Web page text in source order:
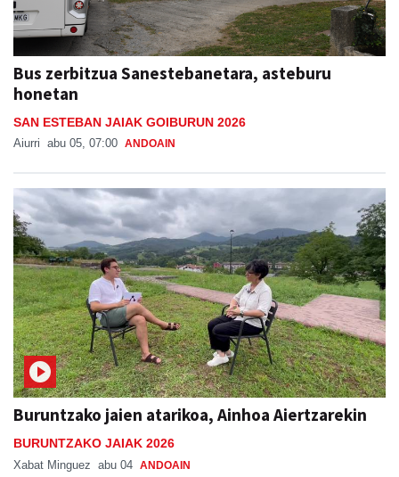
Bus zerbitzua Sanestebanetara, asteburu
honetan
SAN ESTEBAN JAIAK GOIBURUN 2026
Aiurri abu 05, 07:00 ANDOAIN
Buruntzako jaien atarikoa, Ainhoa Aiertzarekin
BURUNTZAKO JAIAK 2026
Xabat Minguez abu 04 ANDOAIN